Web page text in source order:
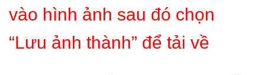
vào hình ảnh sau đó chọn
“Lưu ảnh thành” để tải về